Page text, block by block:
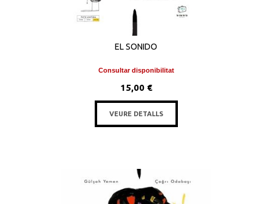
EL SONIDO
Consultar disponibilitat
15,00 €
VEURE DETALLS